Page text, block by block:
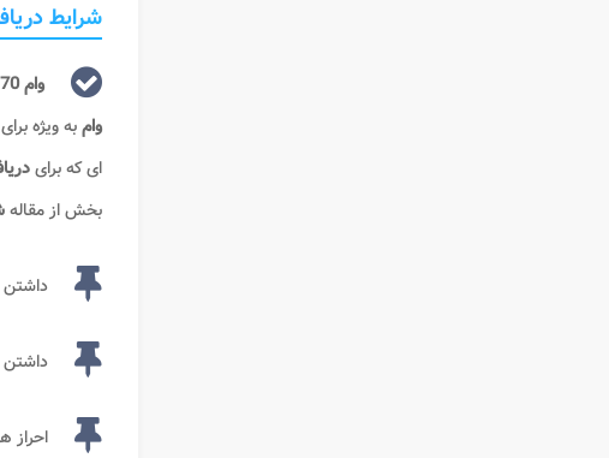
شرایط دریافت وام 70
وام 70 میلیونی اسنپ پی
وامبه ویژه
ای که برای
بخش از مقاله
داشتن
احراز